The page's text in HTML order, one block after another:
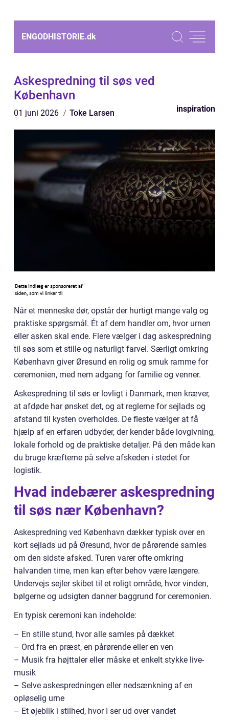
ENGODHISTORIE.dk
Askespredning til søs ved
København
01 juni 2026 Toke Larsen inspiration
Når et menneske dør, opstår der hurtigt mange valg og
praktiske spørgsmål. Ét af dem handler om, hvor urnen
eller asken skal ende. Flere vælger i dag askespredning
til søs som et stille og naturligt farvel. Særligt omkring
København giver Øresund en rolig og smuk ramme for
ceremonien, med nem adgang for familie og venner.
Askespredning til søs er lovligt i Danmark, men kræver,
at afdøde har ønsket det, og at reglerne for sejlads og
afstand til kysten overholdes. De fleste vælger at få
hjælp af en erfaren udbyder, der kender både lovgivning,
lokale forhold og de praktiske detaljer. På den måde kan
du bruge kræfterne på selve afskeden i stedet for
logistik.
Hvad indebærer askespredning
til søs nær København?
Askespredning ved København dækker typisk over en
kort sejlads ud på Øresund, hvor de pårørende samles
om den sidste afsked. Turen varer ofte omkring
halvanden time, men kan efter behov være længere.
Undervejs sejler skibet til et roligt område, hvor vinden,
bølgerne og udsigten danner baggrund for ceremonien.
En typisk ceremoni kan indeholde:
– En stille stund, hvor alle samles på dækket
– Ord fra en præst, en pårørende eller en ven
– Musik fra højttaler eller måske et enkelt stykke live-
musik
– Selve askespredningen eller nedsænkning af en
opløselig urne
– Et øjeblik i stilhed, hvor I ser ud over vandet